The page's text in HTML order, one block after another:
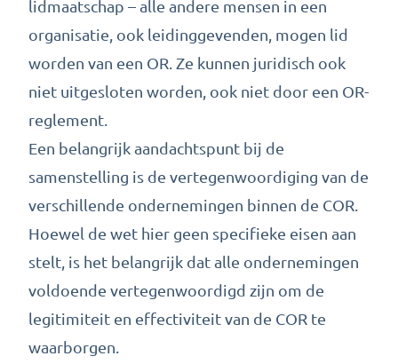
lidmaatschap – alle andere mensen in een
organisatie, ook leidinggevenden, mogen lid
worden van een OR. Ze kunnen juridisch ook
niet uitgesloten worden, ook niet door een OR-
reglement.
Een belangrijk aandachtspunt bij de
samenstelling is de vertegenwoordiging van de
verschillende ondernemingen binnen de COR.
Hoewel de wet hier geen specifieke eisen aan
stelt, is het belangrijk dat alle ondernemingen
voldoende vertegenwoordigd zijn om de
legitimiteit en effectiviteit van de COR te
waarborgen.